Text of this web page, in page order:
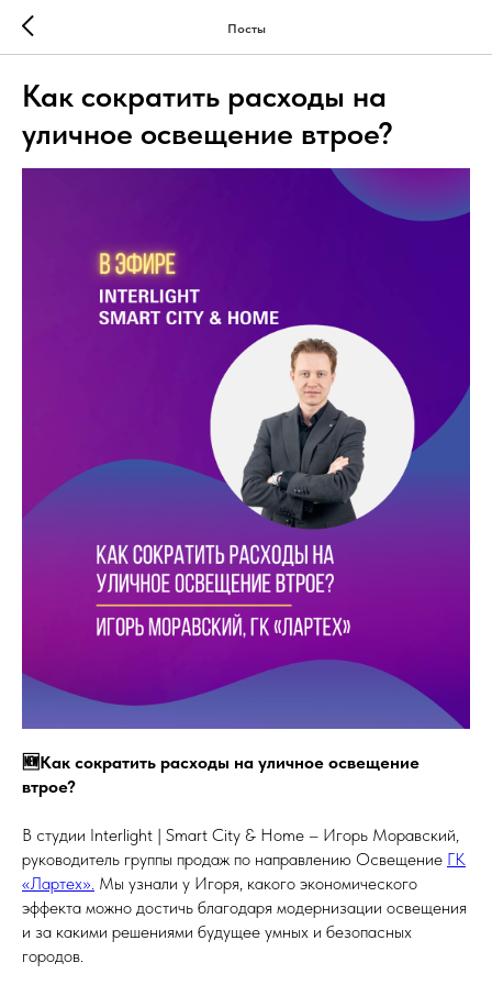
Посты
Как сократить расходы на
уличное освещение втрое?
🆕Как сократить расходы на уличное освещение
втрое?
В студии Interlight | Smart City & Home – Игорь Моравский,
руководитель группы продаж по направлению Освещение ГК
«Лартех». Мы узнали у Игоря, какого экономического
эффекта можно достичь благодаря модернизации освещения
и за какими решениями будущее умных и безопасных
городов.